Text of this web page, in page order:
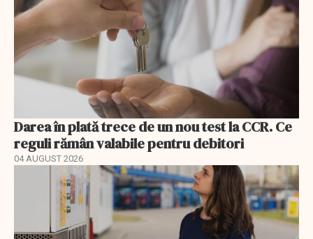
Darea în plată trece de un nou test la CCR. Ce
reguli rămân valabile pentru debitori
04 AUGUST 2026